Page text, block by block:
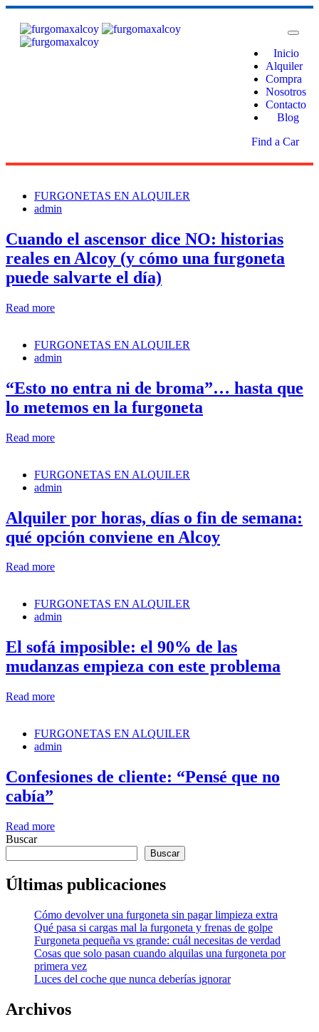
Inicio
Alquiler
Compra
Nosotros
Contacto
Blog
Find a Car
FURGONETAS EN ALQUILER
admin
Cuando el ascensor dice NO: historias
reales en Alcoy (y cómo una furgoneta
puede salvarte el día)
Read more
FURGONETAS EN ALQUILER
admin
“Esto no entra ni de broma”… hasta que
lo metemos en la furgoneta
Read more
FURGONETAS EN ALQUILER
admin
Alquiler por horas, días o fin de semana:
qué opción conviene en Alcoy
Read more
FURGONETAS EN ALQUILER
admin
El sofá imposible: el 90% de las
mudanzas empieza con este problema
Read more
FURGONETAS EN ALQUILER
admin
Confesiones de cliente: “Pensé que no
cabía”
Read more
Buscar
Buscar
Últimas publicaciones
Cómo devolver una furgoneta sin pagar limpieza extra
Qué pasa si cargas mal la furgoneta y frenas de golpe
Furgoneta pequeña vs grande: cuál necesitas de verdad
Cosas que solo pasan cuando alquilas una furgoneta por
primera vez
Luces del coche que nunca deberías ignorar
Archivos